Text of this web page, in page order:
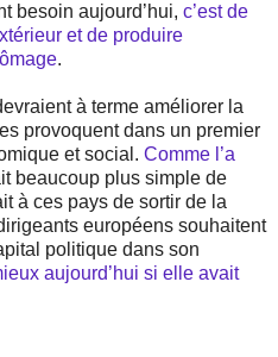
besoin aujourd’hui, c’est de
et de produire
.
à terme améliorer la
provoquent dans un premier
et social. Comme l’a
beaucoup plus simple de
à ces pays de sortir de la
européens souhaitent
politique dans son
aujourd’hui si elle avait